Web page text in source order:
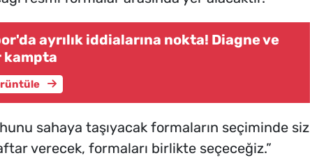
ayrılık iddialarına nokta! Diagne ve
kampta
sahaya taşıyacak formaların seçiminde siz
verecek, formaları birlikte seçeceğiz.”